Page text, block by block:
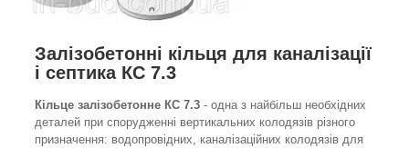
Залізобетонні кільця для каналізації
і септика КС 7.3
Кільце залізобетонне КС 7.3 - одна з найбільш необхідних
деталей при спорудженні вертикальних колодязів різного
призначення: водопровідних, каналізаційних колодязів для